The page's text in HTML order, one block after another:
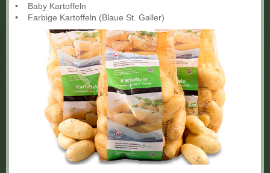
• Baby Kartoffeln
• Farbige Kartoffeln (Blaue St. Galler)